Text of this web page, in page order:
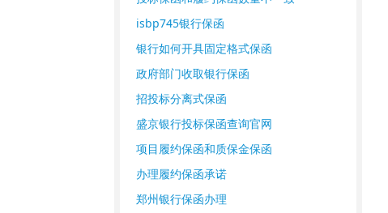
isbp745银行保函
银行如何开具固定格式保函
政府部门收取银行保函
招投标分离式保函
盛京银行投标保函查询官网
项目履约保函和质保金保函
办理履约保函承诺
郑州银行保函办理